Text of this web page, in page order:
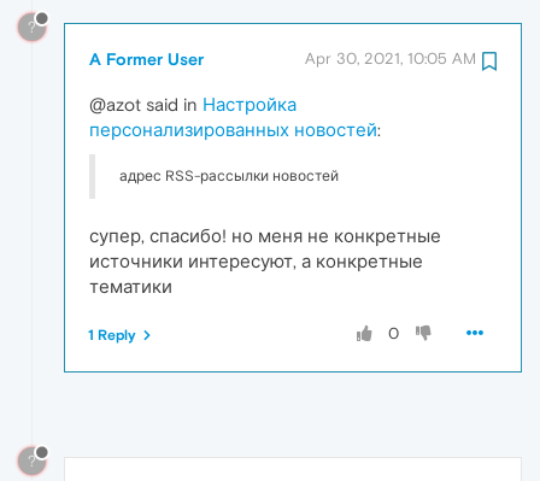
?
A Former User Apr 30, 2021, 10:05 AM
@azot said in Настройка
персонализированных новостей:
адрес RSS-рассылки новостей
супер, спасибо! но меня не конкретные
источники интересуют, а конкретные
тематики
0
1 Reply
?